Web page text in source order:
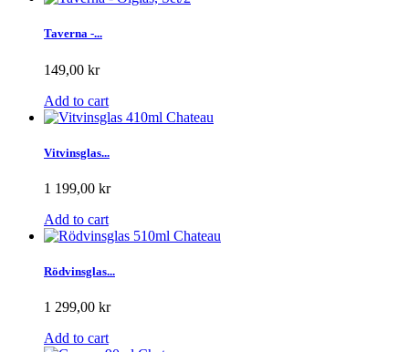
Taverna -...
149,00 kr
Add to cart
Vitvinsglas...
1 199,00 kr
Add to cart
Rödvinsglas...
1 299,00 kr
Add to cart